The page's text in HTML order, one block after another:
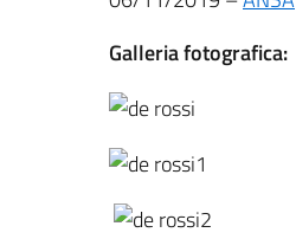
Galleria fotografica: